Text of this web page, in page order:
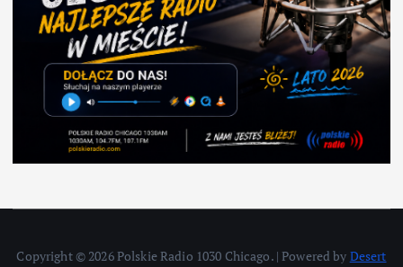
Copyright © 2026 Polskie Radio 1030 Chicago. | Powered by Desert